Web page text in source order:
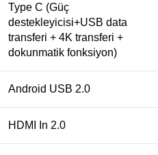
Type C (Güç
destekleyicisi+USB data
transferi + 4K transferi +
dokunmatik fonksiyon)
Android USB 2.0
HDMI In 2.0